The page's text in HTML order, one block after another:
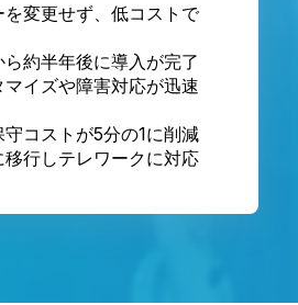
変更せず、低コストで
ら約半年後に導入が完了
イズや障害対応が迅速
守コストが5分の1に削減
移行しテレワークに対応